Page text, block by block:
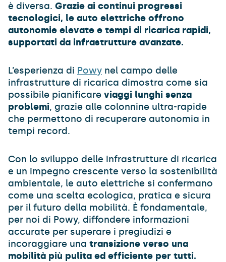
è diversa. Grazie ai continui progressi
tecnologici, le auto elettriche offrono
autonomie elevate e tempi di ricarica rapidi,
supportati da infrastrutture avanzate.
L’esperienza di Powy nel campo delle
infrastrutture di ricarica dimostra come sia
possibile pianificare viaggi lunghi senza
problemi, grazie alle colonnine ultra-rapide
che permettono di recuperare autonomia in
tempi record.
Con lo sviluppo delle infrastrutture di ricarica
e un impegno crescente verso la sostenibilità
ambientale, le auto elettriche si confermano
come una scelta ecologica, pratica e sicura
per il futuro della mobilità. È fondamentale,
per noi di Powy, diffondere informazioni
accurate per superare i pregiudizi e
incoraggiare una transizione verso una
mobilità più pulita ed efficiente per tutti.